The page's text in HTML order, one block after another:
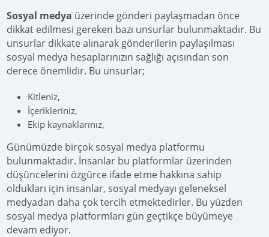
Sosyal medya üzerinde gönderi paylaşmadan önce
dikkat edilmesi gereken bazı unsurlar bulunmaktadır. Bu
unsurlar dikkate alınarak gönderilerin paylaşılması
sosyal medya hesaplarınızın sağlığı açısından son
derece önemlidir. Bu unsurlar;
Kitleniz,
İçerikleriniz,
Ekip kaynaklarınız,
Günümüzde birçok sosyal medya platformu
bulunmaktadır. İnsanlar bu platformlar üzerinden
düşüncelerini özgürce ifade etme hakkına sahip
oldukları için insanlar, sosyal medyayı geleneksel
medyadan daha çok tercih etmektedirler. Bu yüzden
sosyal medya platformları gün geçtikçe büyümeye
devam ediyor.